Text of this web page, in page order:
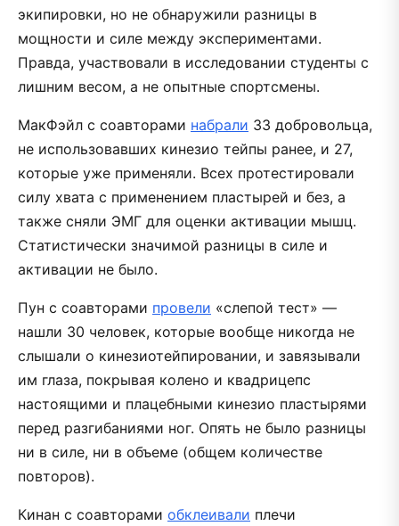
экипировки, но не обнаружили разницы в
мощности и силе между экспериментами.
Правда, участвовали в исследовании студенты с
лишним весом, а не опытные спортсмены.
МакФэйл с соавторами набрали 33 добровольца,
не использовавших кинезио тейпы ранее, и 27,
которые уже применяли. Всех протестировали
силу хвата с применением пластырей и без, а
также сняли ЭМГ для оценки активации мышц.
Статистически значимой разницы в силе и
активации не было.
Пун с соавторами провели «слепой тест» —
нашли 30 человек, которые вообще никогда не
слышали о кинезиотейпировании, и завязывали
им глаза, покрывая колено и квадрицепс
настоящими и плацебными кинезио пластырями
перед разгибаниями ног. Опять не было разницы
ни в силе, ни в объеме (общем количестве
повторов).
Кинан с соавторами обклеивали плечи